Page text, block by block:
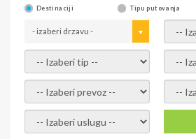
Destinaciji Tipu putovanja
- izaberi drzavu - -
- izaberi tip - -
- izaberi prevoz - -
- Izaberite uslugu -